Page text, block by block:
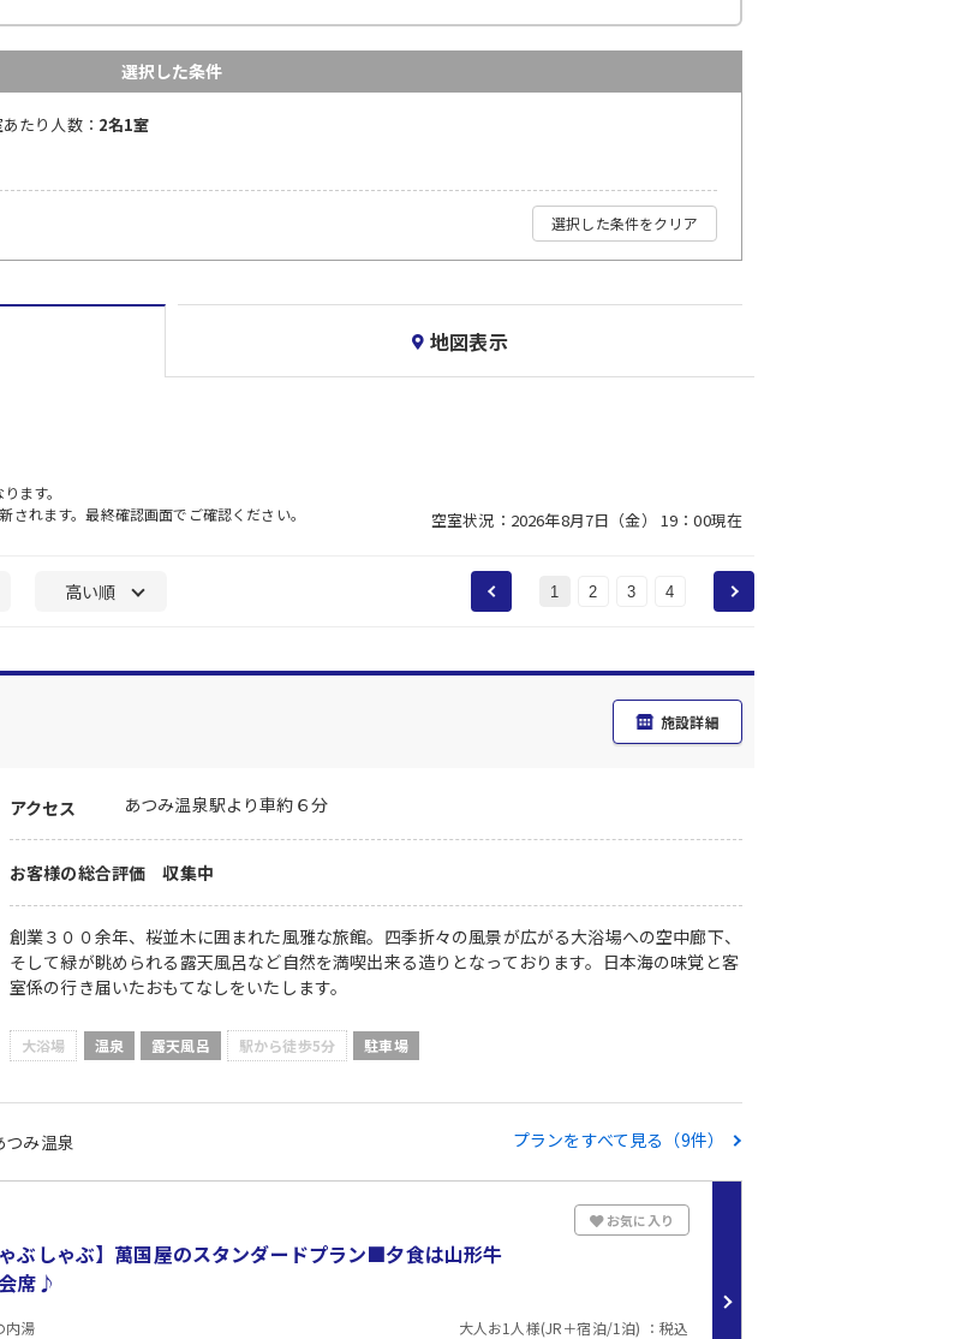
選択した条件
たり人数： 2名1室
選択した条件をクリア
地図表示
ます。
れます。最終確認画面でご確認ください。
空室状況：2026年8月7日（金） 19：00現在
高い順 1 2 3 4
施設詳細
アクセス あつみ温泉駅より車約６分
お客様の総合評価 収集中
創業３００余年、桜並木に囲まれた風雅な旅館。四季折々の風景が広がる大浴場への空中廊下、
そして緑が眺められる露天風呂など自然を満喫出来る造りとなっております。日本海の味覚と客
室係の行き届いたおもてなしをいたします。
大浴場 温泉 露天風呂 駅から徒歩5分 駐車場
つみ温泉 プランをすべて見る（9件）
ぶしゃぶ】萬国屋のスタンダードプラン■夕食は山形牛
席♪
内湯 大人お1人様(JR＋宿泊/1泊) ：税込
お気に入り